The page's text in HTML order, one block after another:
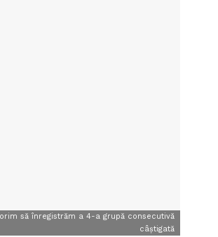
să înregistrăm a 4-a grupă consecutivă
câștigată